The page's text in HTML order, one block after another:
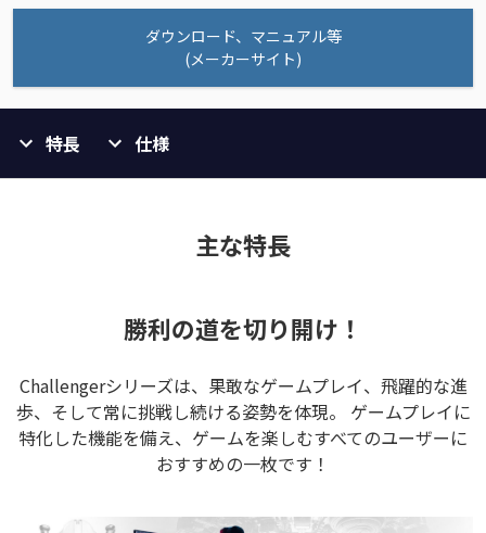
ダウンロード、マニュアル等
(メーカーサイト)
特長 仕様
主な特長
勝利の道を切り開け！
Challengerシリーズは、果敢なゲームプレイ、飛躍的な進
歩、そして常に挑戦し続ける姿勢を体現。 ゲームプレイに
特化した機能を備え、ゲームを楽しむすべてのユーザーに
おすすめの一枚です！